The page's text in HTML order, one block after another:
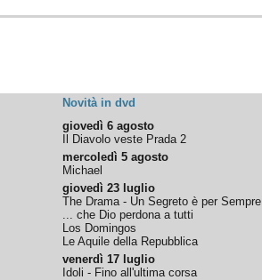
Novità in dvd
giovedì 6 agosto
Il Diavolo veste Prada 2
mercoledì 5 agosto
Michael
giovedì 23 luglio
The Drama - Un Segreto è per Sempre
... che Dio perdona a tutti
Los Domingos
Le Aquile della Repubblica
venerdì 17 luglio
Idoli - Fino all'ultima corsa